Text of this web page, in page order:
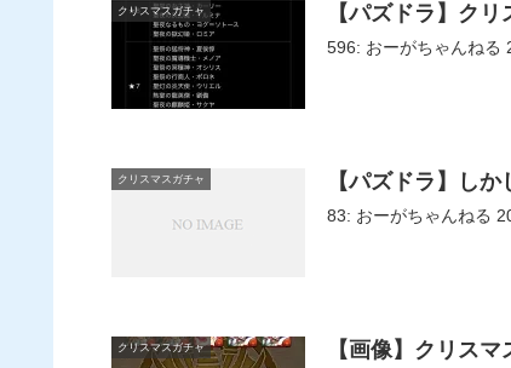
クリスマスガチャ 【パズドラ】ク
クリスマスガチャ 【パズドラ】し
83: おーがちゃんねる
クリスマスガチャ 【画像】クリス